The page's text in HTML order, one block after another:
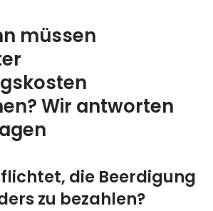
müssen
Wir antworten
die Beerdigung
zu bezahlen?